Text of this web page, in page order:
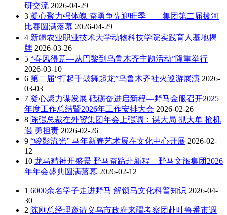
研交流 2026-04-29
3 凝心聚力强体魄 奋勇争先迎旺季——集团第二届拔河
比赛圆满落幕 2026-04-29
4 新疆农业职业技术大学动物科技学院实践育人基地揭
牌 2026-03-26
5 “春风得意—从巴黎到乌鲁木齐主题活动”隆重举行
2026-03-10
6 第二届“打起手鼓舞起龙”乌鲁木齐社火巡游展演 2026-
03-03
7 凝心聚力谋发展 砥砺奋进启新程—野马金服召开2025
年度工作总结暨2026年工作安排大会 2026-02-26
8 陈强总裁在外贸集团年会上强调：谋大局 抓大单 抢机
遇 勇担责 2026-02-26
9 “骏影流光” 马年新春艺术展在文化中心开展 2026-02-
12
10 龙马精神开盛景 野马奋蹄赴新程—野马文旅集团2026
年年会盛典圆满落幕 2026-02-12
1 6000余名学子走进野马 解锁马文化科普知识 2026-04-
30
2 陈刚总经理邀请义乌市政府来疆考察团赴吐鲁番市调